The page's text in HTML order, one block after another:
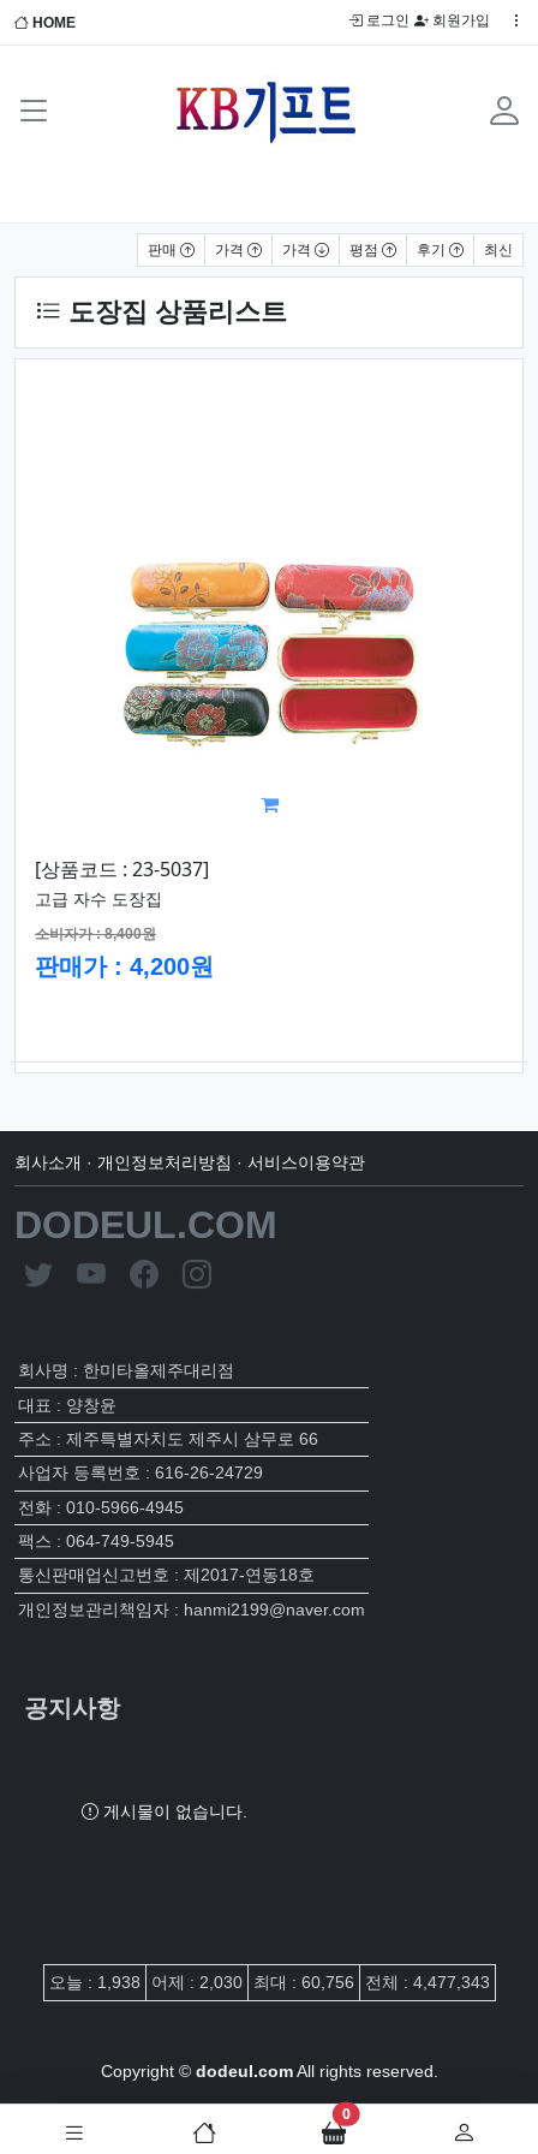
HOME 로그인 회원가입
판매 가격 가격 평점 후기 최신
도장집 상품리스트
[상품코드 : 23-5037]
고급 자수 도장집
소비자가 : 8,400원
판매가 : 4,200원
회사소개 · 개인정보처리방침 · 서비스이용약관
DODEUL.COM
회사명 : 한미타올제주대리점
대표 : 양창윤
주소 : 제주특별자치도 제주시 삼무로 66
사업자 등록번호 : 616-26-24729
전화 : 010-5966-4945
팩스 : 064-749-5945
통신판매업신고번호 : 제2017-연동18호
개인정보관리책임자 : hanmi2199@naver.com
공지사항
게시물이 없습니다.
접속자집계
오늘 : 1,938 어제 : 2,030 최대 : 60,756 전체 : 4,477,343
Copyright © dodeul.comAll rights reserved.
0장바구니 담은 개수